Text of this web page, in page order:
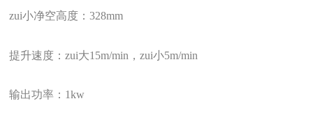
zui小净空高度：328mm
提升速度：zui大15m/min，zui小5m/min
输出功率：1kw